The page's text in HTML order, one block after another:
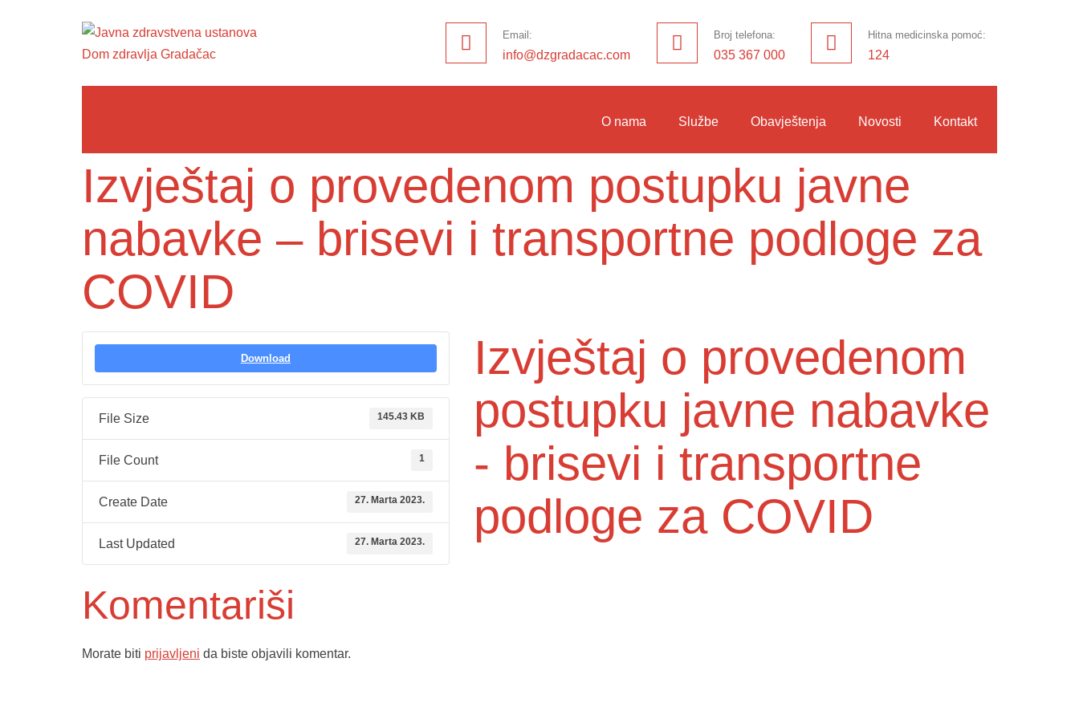
Email:
info@dzgradacac.com
Broj telefona:
035 367 000
Hitna medicinska pomoć:
124
O nama Službe Obavještenja Novosti Kontakt
Izvještaj o provedenom postupku javne
nabavke – brisevi i transportne podloge za
COVID
Download
File Size 145.43 KB
File Count 1
Create Date 27. Marta 2023.
Last Updated 27. Marta 2023.
Izvještaj o provedenom
postupku javne nabavke
- brisevi i transportne
podloge za COVID
Komentariši
Morate biti prijavljeni da biste objavili komentar.